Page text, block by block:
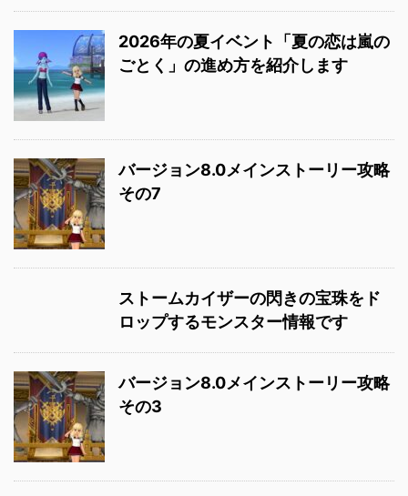
2026年の夏イベント「夏の恋は嵐の
ごとく」の進め方を紹介します
バージョン8.0メインストーリー攻略
その7
ストームカイザーの閃きの宝珠をド
ロップするモンスター情報です
バージョン8.0メインストーリー攻略
その3